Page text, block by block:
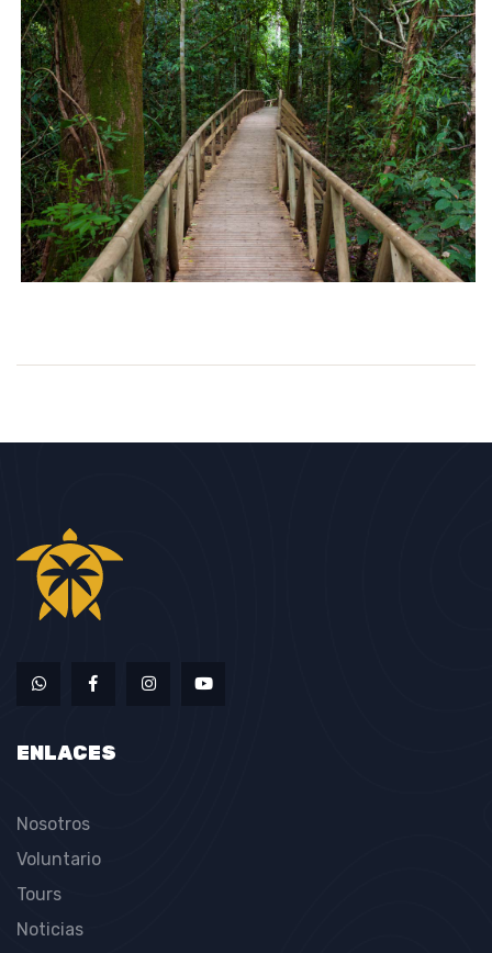
ENLACES
Nosotros
Voluntario
Tours
Noticias